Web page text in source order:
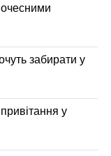
забирати у
у